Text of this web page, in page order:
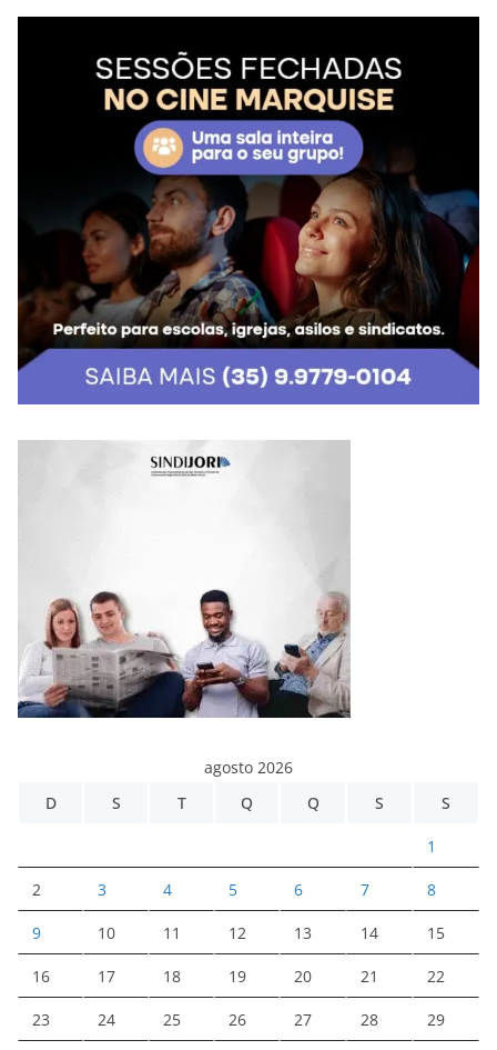
agosto 2026
D
S T Q Q S S
1
2 3 4 5 6 7 8
9 10 11 12 13 14 15
16 17 18 19 20 21 22
23 24 25 26 27 28 29